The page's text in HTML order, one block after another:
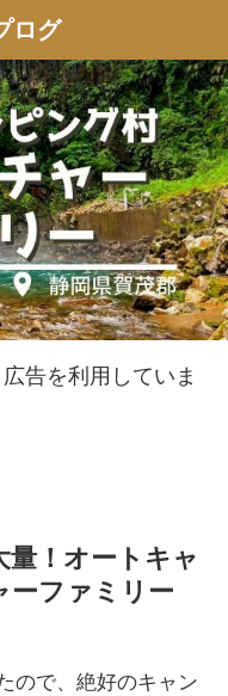
ログ
告を利用していま
！オートキャ
ーファミリー
ので、絶好のキャン